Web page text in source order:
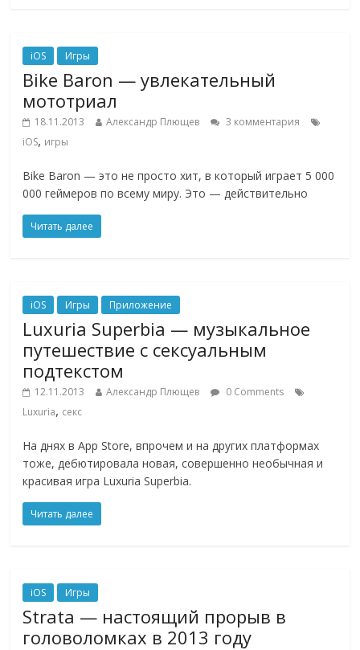
iOS Игры
Bike Baron — увлекательный
мототриал
18.11.2013 Александр Плющев
3 комментария
iOS, игры
Bike Baron — это не просто хит, в который играет 5 000
000 геймеров по всему миру. Это — действительно
Читать далее
iOS Игры Приложение
Luxuria Superbia — музыкальное
путешествие с сексуальным
подтекстом
12.11.2013 Александр Плющев
0 Comments
Luxuria, секс
На днях в App Store, впрочем и на других платформах
тоже, дебютировала новая, совершенно необычная и
красивая игра Luxuria Superbia.
Читать далее
iOS Игры
Strata — настоящий прорыв в
головоломках в 2013 году